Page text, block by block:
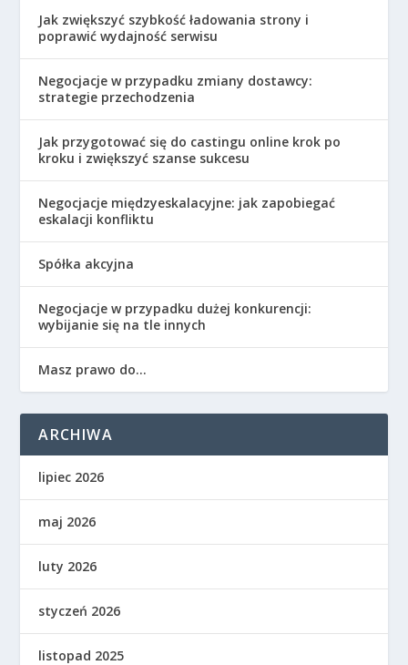
Jak zwiększyć szybkość ładowania strony i
poprawić wydajność serwisu
Negocjacje w przypadku zmiany dostawcy:
strategie przechodzenia
Jak przygotować się do castingu online krok po
kroku i zwiększyć szanse sukcesu
Negocjacje międzyeskalacyjne: jak zapobiegać
eskalacji konfliktu
Spółka akcyjna
Negocjacje w przypadku dużej konkurencji:
wybijanie się na tle innych
Masz prawo do…
ARCHIWA
lipiec 2026
maj 2026
luty 2026
styczeń 2026
listopad 2025